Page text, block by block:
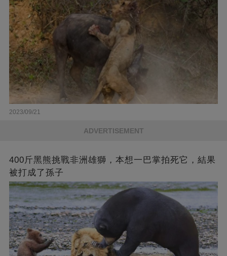
2023/09/21
ADVERTISEMENT
400斤黑熊挑戰非洲雄獅，本想一巴掌拍死它，結果
被打成了孫子